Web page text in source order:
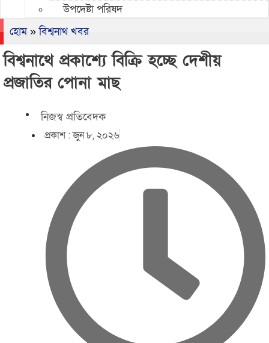
উপদেষ্টা পরিষদ
হোম»বিশ্বনাথ খবর
বিশ্বনাথে প্রকাশ্যে বিক্রি হচ্ছে দেশীয়
প্রজাতির পোনা মাছ
নিজস্ব প্রতিবেদক
প্রকাশ :জুন ৮, ২০২৬